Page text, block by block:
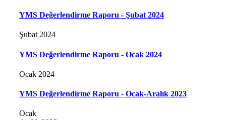
YMS Değerlendirme Raporu - Şubat 2024
Şubat 2024
YMS Değerlendirme Raporu - Ocak 2024
Ocak 2024
YMS Değerlendirme Raporu - Ocak-Aralık 2023
Ocak